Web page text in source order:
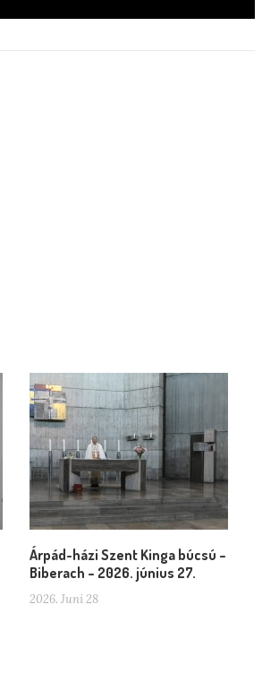
Árpád-házi Szent Kinga búcsú –
Biberach – 2026. június 27.
2026. Juni 28